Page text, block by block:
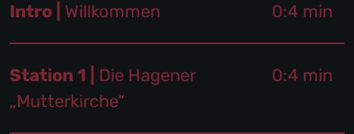
Intro | Willkommen 0:4 min
Station 1 |
Die Hagener
„Mutterkirche“
0:4 min